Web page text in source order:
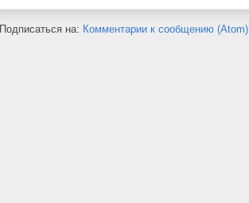
Подписаться на: Комментарии к сообщению (Atom)